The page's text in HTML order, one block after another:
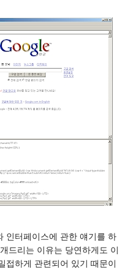
인터페이스에 관한 얘기를 하
드리는 이유는 당연하게도 이
접하게 관련되어 있기 때문이